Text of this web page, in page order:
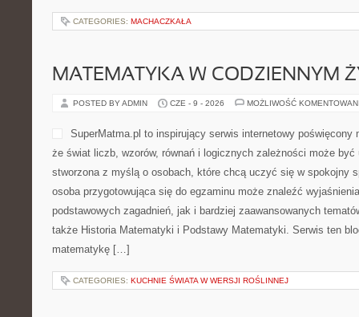
CATEGORIES: MACHACZKAŁA
MATEMATYKA W CODZIENNYM
POSTED BY ADMIN CZE - 9 - 2026 MOŻLIWOŚĆ
SuperMatma.pl to inspirujący serwis internetowy
że świat liczb, wzorów, równań i logicznych zależności może być
stworzona z myślą o osobach, które chcą uczyć się w spokojny
osoba przygotowująca się do egzaminu może znaleźć
podstawowych zagadnień, jak i bardziej zaawansowanych
także Historia Matematyki i Podstawy Matematyki. Serwis ten
matematykę […]
CATEGORIES: KUCHNIE ŚWIATA W WERSJI ROŚLINNEJ